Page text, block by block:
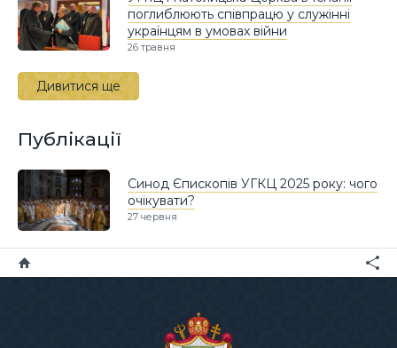
поглиблюють співпрацю у служінні
українцям в умовах війни
26 травня
Дивитися ще
Публікації
Синод Єпископів УГКЦ 2025 року: чого
очікувати?
27 червня